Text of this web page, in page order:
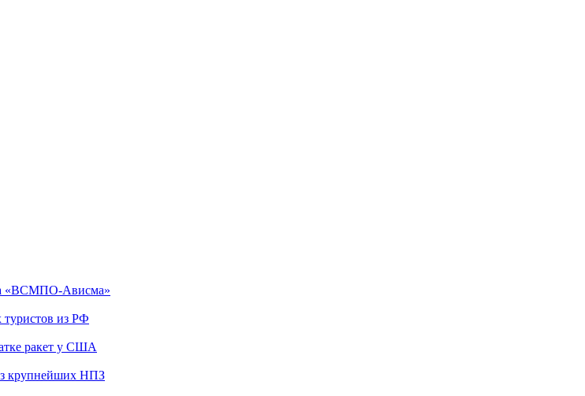
«ВСМПО-Ависма»
туристов из РФ
ракет у США
крупнейших НПЗ